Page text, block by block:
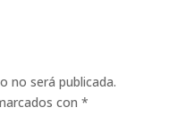
no será publicada.
con *